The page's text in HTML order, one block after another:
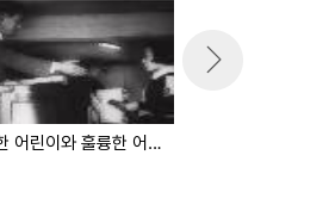
착한 어린이와 훌륭한 어머니